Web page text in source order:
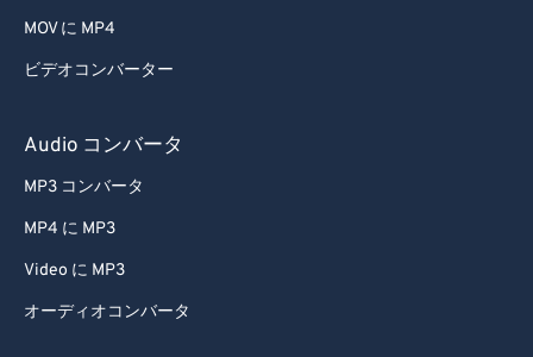
MOV に MP4
ビデオコンバーター
Audio コンバータ
MP3 コンバータ
MP4 に MP3
Video に MP3
オーディオコンバータ